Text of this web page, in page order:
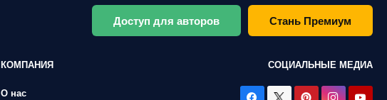
Доступ для авторов Стань Премиум
КОМПАНИЯ
О нас
СОЦИАЛЬНЫЕ МЕДИА